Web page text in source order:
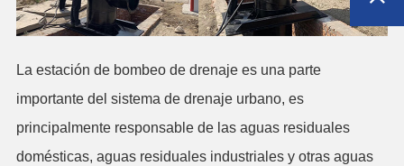
La estación de bombeo de drenaje es una parte
importante del sistema de drenaje urbano, es
principalmente responsable de las aguas residuales
domésticas, aguas residuales industriales y otras aguas